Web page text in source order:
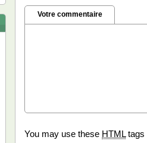
Votre commentaire
You may use these HTMLtags